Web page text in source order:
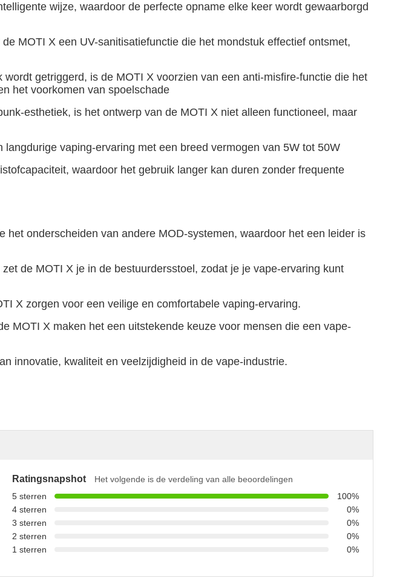
wijze, waardoor de perfecte opname elke keer wordt gewaarborgd
MOTI X een UV-sanitisatiefunctie die het mondstuk effectief ontsmet,
getriggerd, is de MOTI X voorzien van een anti-misfire-functie die het
het voorkomen van spoelschade
esthetiek, is het ontwerp van de MOTI X niet alleen functioneel, maar
vaping-ervaring met een breed vermogen van 5W tot 50W
waardoor het gebruik langer kan duren zonder frequente
onderscheiden van andere MOD-systemen, waardoor het een leider is
de MOTI X je in de bestuurdersstoel, zodat je je vape-ervaring kunt
X zorgen voor een veilige en comfortabele vaping-ervaring.
MOTI X maken het een uitstekende keuze voor mensen die een vape-
innovatie, kwaliteit en veelzijdigheid in de vape-industrie.
Ratingsnapshot
Het volgende is de verdeling van alle beoordelingen
5 sterren
100%
4 sterren
0%
3 sterren
0%
2 sterren
0%
1 sterren
0%